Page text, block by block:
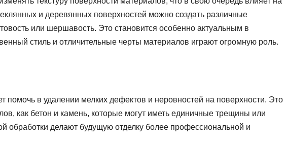
и деревянных поверхностей можно создать различные
или шершавость. Это становится особенно актуальным в
стиль и отличительные черты материалов играют огромную роль.
помочь в удалении мелких дефектов и неровностей на поверхности. Это
как бетон и камень, которые могут иметь единичные трещины или
обработки делают будущую отделку более профессиональной и